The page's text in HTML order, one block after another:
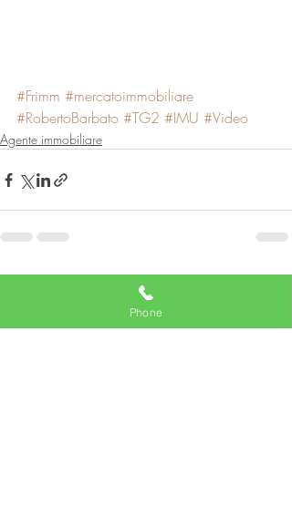
#Frimm #mercatoimmobiliare
#RobertoBarbato #TG2 #IMU #Video
Agente immobiliare
Phone